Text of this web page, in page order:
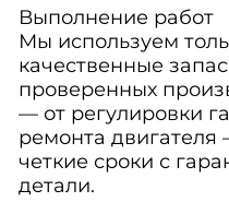
Выполнение работ
Мы используем
качественные
проверенных
— от регулировки
ремонта
четкие сроки с
детали.